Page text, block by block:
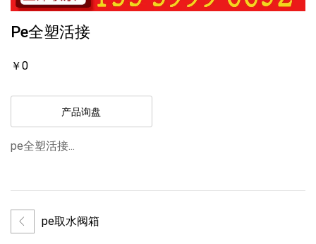
Pe全塑活接
￥0
产品询盘
pe全塑活接...
pe取水阀箱